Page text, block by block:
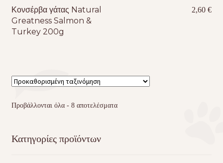
Κονσέρβα γάτας Natural
Greatness Salmon &
Turkey 200g
2,60€
Προβάλλονται όλα - 8 αποτελέσματα
Κατηγορίες προϊόντων